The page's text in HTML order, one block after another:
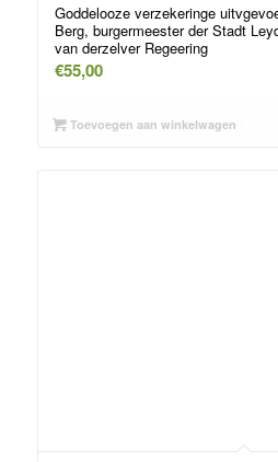
Goddelooze verzekeringe
Berg, burgermeester der Stadt
van derzelver Regeering
€55,00
Toevoegen aan winkelwagen